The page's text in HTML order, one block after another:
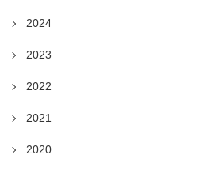
2024
2023
2022
2021
2020